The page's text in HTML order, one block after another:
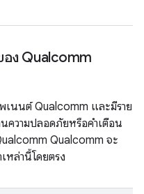
อง Qualcomm
เนนต์ Qualcomm และมีราย
นความปลอดภัยหรือคำเตือน
Qualcomm จะ
หล่านี้โดยตรง